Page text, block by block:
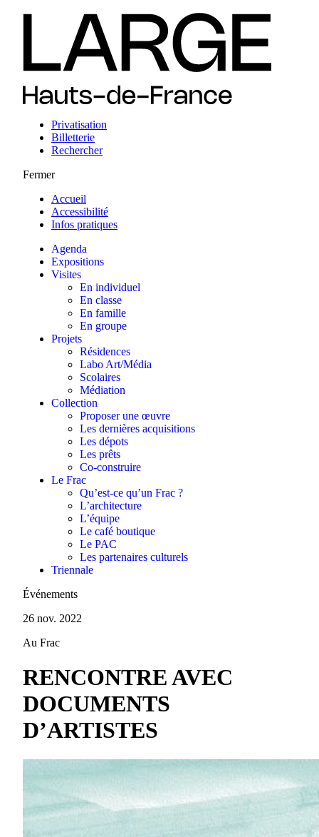
Privatisation
Billetterie
Rechercher
Fermer
Accueil
Accessibilité
Infos pratiques
Agenda
Expositions
Visites
En individuel
En classe
En famille
En groupe
Projets
Résidences
Labo Art/Média
Scolaires
Médiation
Collection
Proposer une œuvre
Les dernières acquisitions
Les dépots
Les prêts
Co-construire
Le Frac
Qu’est-ce qu’un Frac ?
L’architecture
L’équipe
Le café boutique
Le PAC
Les partenaires culturels
Triennale
Événements
26 nov. 2022
Au Frac
RENCONTRE AVEC
DOCUMENTS
D’ARTISTES